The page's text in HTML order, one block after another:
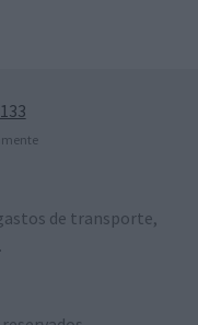
de transporte,